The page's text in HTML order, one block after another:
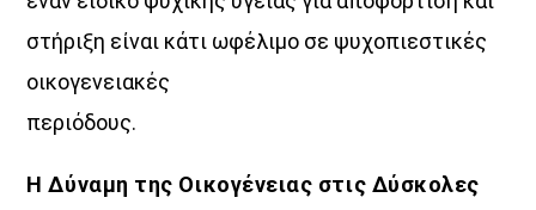
στήριξη είναι κάτι ωφέλιμο σε ψυχοπιεστικές
οικογενειακές
περιόδους.
Η Δύναμη της Οικογένειας στις Δύσκολες